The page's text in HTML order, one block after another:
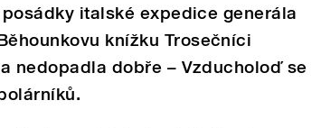
italské expedice generála
knížku Trosečníci
nedopadla dobře – Vzducholoď se